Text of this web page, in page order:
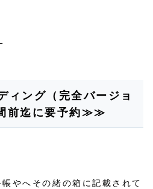
ィング（完全バージョ
前迄に要予約≫≫
やへその緒の箱に記載されて